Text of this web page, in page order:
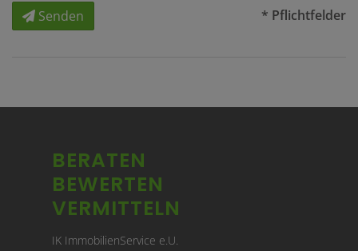
Senden
* Pflichtfelder
BERATEN
BEWERTEN
VERMITTELN
IK ImmobilienService e.U.